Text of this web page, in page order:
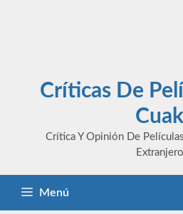
Críticas De
Cuak
Crítica Y Opinión De
Extranjero
Menú